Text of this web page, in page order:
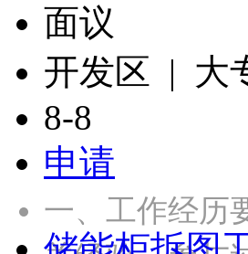
面议
开发区 | 大
8-8
申请
一、工作经历